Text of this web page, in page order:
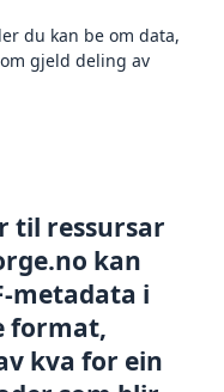
du kan be om data,
gjeld deling av
til ressursar
kan
metadata i
format,
kva for ein